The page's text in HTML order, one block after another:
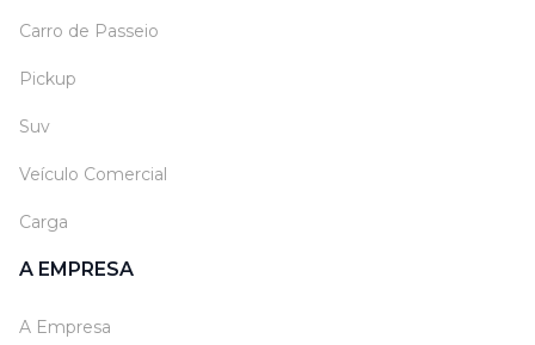
Carro de Passeio
Pickup
Suv
Veículo Comercial
Carga
A EMPRESA
A Empresa